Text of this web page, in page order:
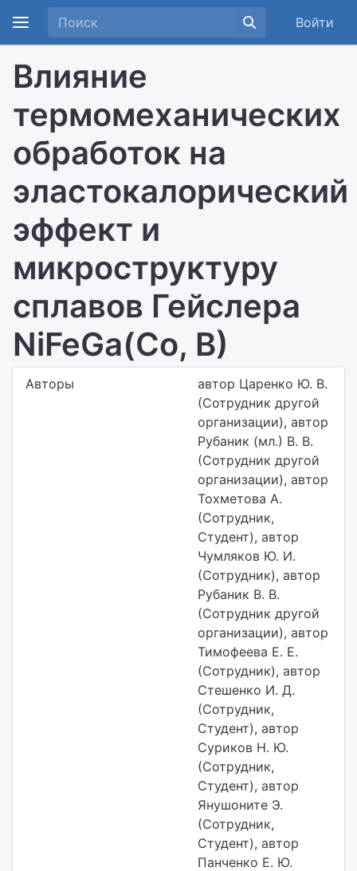
Войти
Влияние
термомеханических
обработок на
эластокалорический
эффект и
микроструктуру
сплавов Гейслера
NiFeGa(Co, B)
Авторы
автор Царенко Ю. В.
(Сотрудник другой
организации), автор
Рубаник (мл.) В. В.
(Сотрудник другой
организации), автор
Тохметова А.
(Сотрудник,
Студент), автор
Чумляков Ю. И.
(Сотрудник), автор
Рубаник В. В.
(Сотрудник другой
организации), автор
Тимофеева Е. Е.
(Сотрудник), автор
Стешенко И. Д.
(Сотрудник,
Студент), автор
Суриков Н. Ю.
(Сотрудник,
Студент), автор
Янушоните Э.
(Сотрудник,
Студент), автор
Панченко Е. Ю.